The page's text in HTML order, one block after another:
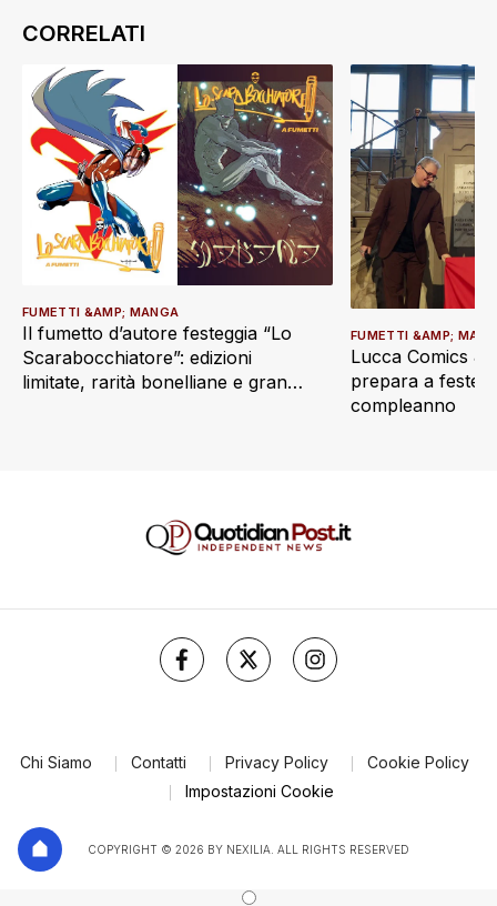
Il fumetto d’autore festeggia “Lo
Scarabocchiatore”: edizioni
limitate, rarità bonelliane e grandi
FUMETTI &AMP; MANGA
Lucca Comics &
prepara a
compleanno
FUMETTI &AMP;
Chi Siamo Contatti Privacy Policy
Cookie Policy
Impostazioni Cookie
COPYRIGHT © 2026 BY NEXILIA. ALL RIGHTS RESERVED